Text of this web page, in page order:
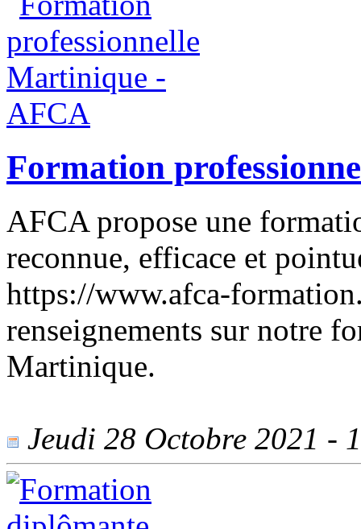
Formation
AFCA propose une
reconnue, efficace et
https://www.afca-
renseignements sur notre
Martinique.
Jeudi 28 Octobre 2021 -